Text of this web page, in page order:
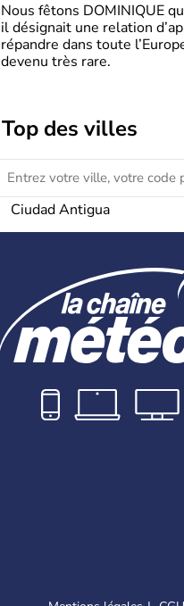
Nous fêtons DOMINIQUE
il désignait une relation
répandre dans toute
devenu très rare.
Top des villes
Ciudad Antigua